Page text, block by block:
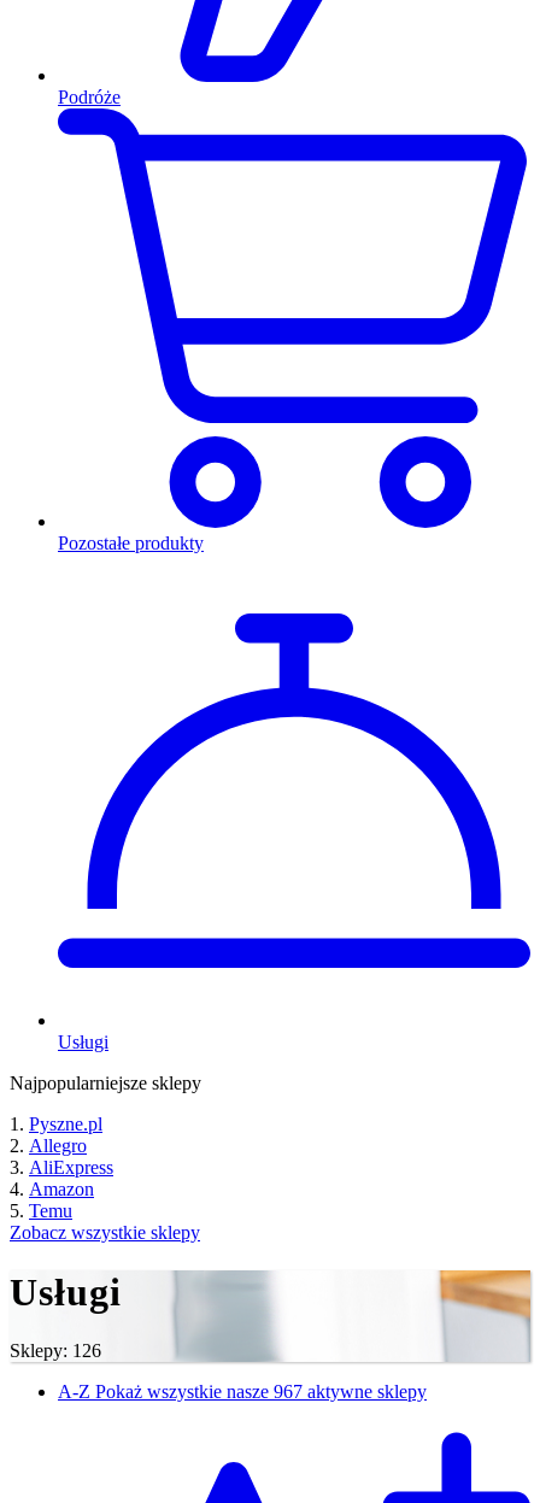
Podróże
Pozostałe produkty
Usługi
Najpopularniejsze sklepy
Pyszne.pl
Allegro
AliExpress
Amazon
Temu
Zobacz wszystkie sklepy
Usługi
Sklepy: 126
A-Z Pokaż wszystkie nasze 967 aktywne sklepy